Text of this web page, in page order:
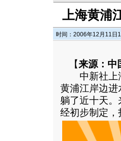
上海黄浦
时间：2006年12月11日
【来源：中
中新社上海
黄浦江岸边进
躺了近十天
经初步制定